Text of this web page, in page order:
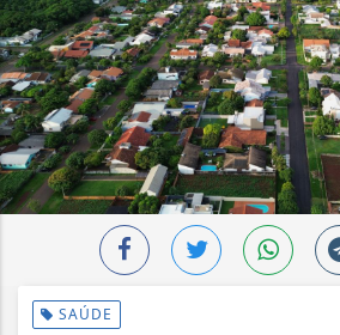
SAÚDE